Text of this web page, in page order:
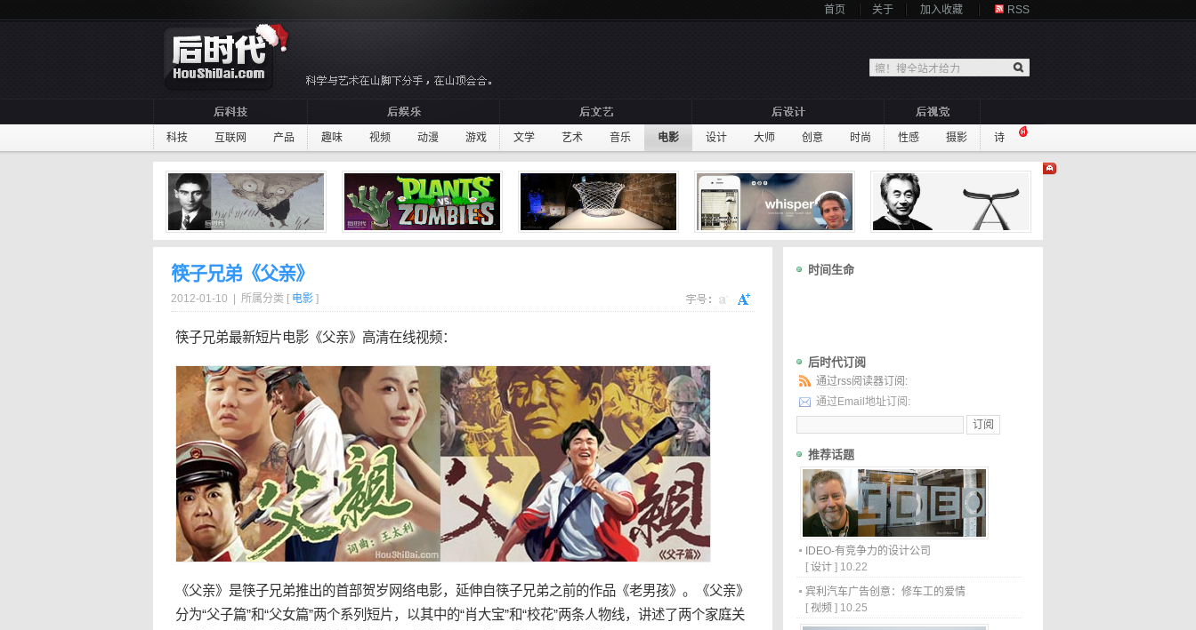
首页 关于 加入收藏 RSS
科技 互联网 产品 趣味 视频 动漫 游戏 文学 艺术 音乐 电影 设计 大师 创意 时尚 性感 摄影 诗
筷子兄弟《父亲》
2012-01-10 | 所属分类 [ 电影 ]
筷子兄弟最新短片电影《父亲》高清在线视频：
《父亲》是筷子兄弟推出的首部贺岁网络电影，延伸自筷子兄弟之前的作品《老男孩》。《父亲》
分为“父子篇”和“父女篇”两个系列 短片，以其中的“肖大宝”和“校花”两条人物线，讲述了两个家庭关
时间生命
后时代订阅
通过rss阅读器订阅:
通过Email地址订阅:
推荐话题
IDEO-有竞争力的设计公司
[ 设计 ] 10.22
宾利汽车广告创意：修车工的爱情
[ 视频 ] 10.25